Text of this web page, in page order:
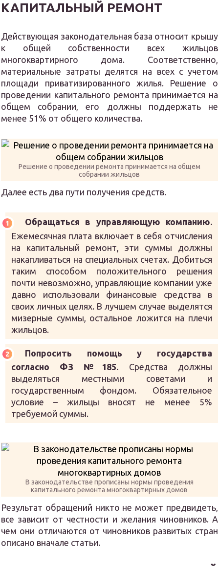
КАПИТАЛЬНЫЙ РЕМОНТ
Действующая законодательная база относит крышу
к общей собственности всех жильцов
многоквартирного дома. Соответственно,
материальные затраты делятся на всех с учетом
площади приватизированного жилья. Решение о
проведении капитального ремонта принимается на
общем собрании, его должны поддержать не
менее 51% от общего количества.
Решение о проведении ремонта принимается на общем
собрании жильцов
Далее есть два пути получения средств.
Обращаться в управляющую компанию.
Ежемесячная плата включает в себя отчисления
на капитальный ремонт, эти суммы должны
накапливаться на специальных счетах. Добиться
таким способом положительного решения
почти невозможно, управляющие компании уже
давно использовали финансовые средства в
своих личных целях. В лучшем случае выделятся
мизерные суммы, остальное ложится на плечи
жильцов.
Попросить помощь у государства
согласно ФЗ №185. Средства должны
выделяться местными советами и
государственным фондом. Обязательное
условие – жильцы вносят не менее 5%
требуемой суммы.
В законодательстве прописаны нормы проведения
капитального ремонта многоквартирных домов
Результат обращений никто не может предвидеть,
все зависит от честности и желания чиновников. А
чем они отличаются от чиновников развитых стран
описано вначале статьи.